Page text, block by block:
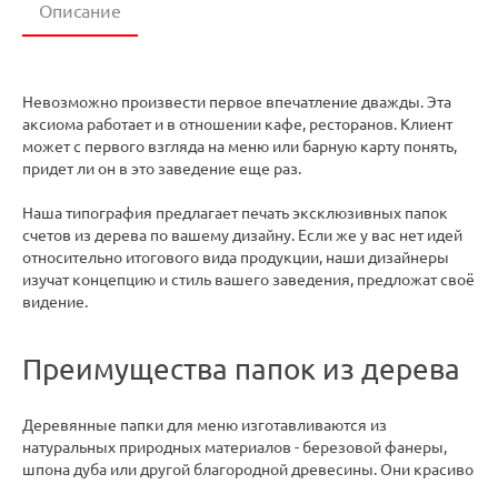
Описание
Невозможно произвести первое впечатление дважды. Эта
аксиома работает и в отношении кафе, ресторанов. Клиент
может с первого взгляда на меню или барную карту понять,
придет ли он в это заведение еще раз.
Наша типография предлагает печать эксклюзивных папок
счетов из дерева по вашему дизайну. Если же у вас нет идей
относительно итогового вида продукции, наши дизайнеры
изучат концепцию и стиль вашего заведения, предложат своё
видение.
Преимущества папок из дерева
Деревянные папки для меню изготавливаются из
натуральных природных материалов - березовой фанеры,
шпона дуба или другой благородной древесины. Они красиво